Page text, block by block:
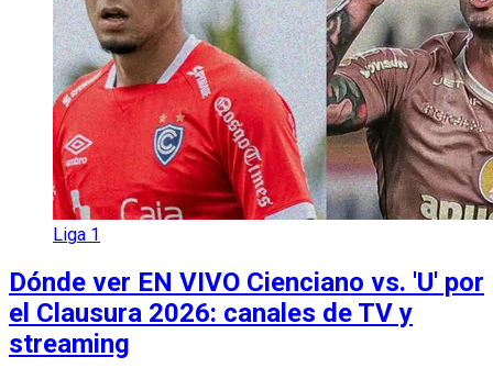
Liga 1
Dónde ver EN VIVO Cienciano vs. 'U' por
el Clausura 2026: canales de TV y
streaming